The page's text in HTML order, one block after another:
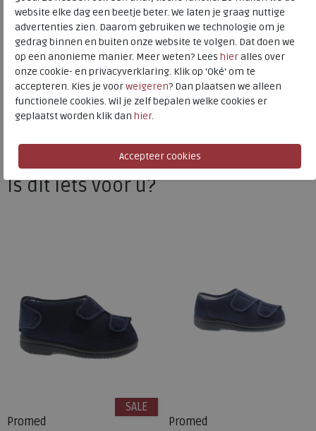
Promed
Toon alles vanPromed
Naar allepantoffels
Is dit iets voor u?
Promed
SALE
Promed
website elke dag een beetje beter. We laten je graag nuttige
advertenties zien. Daarom gebruiken we technologie om je
gedrag binnen en buiten onze website te volgen. Dat doen we
op een anonieme manier. Meer weten? Lees hieralles over
onze cookie- en privacyverklaring. Klik op 'Oké' om te
accepteren. Kies je voorweigeren? Dan plaatsen we alleen
functionele cookies. Wil je zelf bepalen welke cookies er
geplaatst worden klik dan hier.